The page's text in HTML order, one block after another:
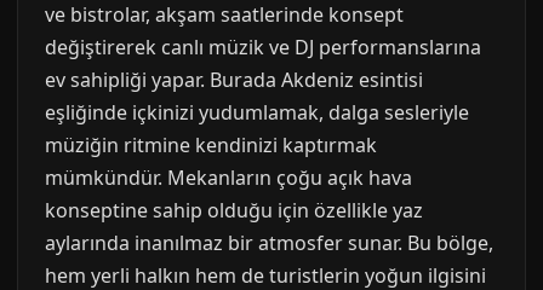
ve bistrolar, akşam saatlerinde konsept
değiştirerek canlı müzik ve DJ performanslarına
ev sahipliği yapar. Burada Akdeniz esintisi
eşliğinde içkinizi yudumlamak, dalga sesleriyle
müziğin ritmine kendinizi kaptırmak
mümkündür. Mekanların çoğu açık hava
konseptine sahip olduğu için özellikle yaz
aylarında inanılmaz bir atmosfer sunar. Bu bölge,
hem yerli halkın hem de turistlerin yoğun ilgisini